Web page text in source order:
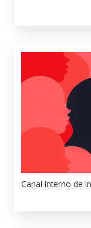
Canal interno de